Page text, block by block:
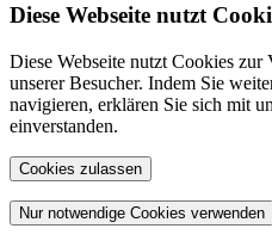
Diese Webseite nutzt
Diese Webseite nutzt Cookies zur
unserer Besucher. Indem Sie
navigieren, erklären Sie sich mit
einverstanden.